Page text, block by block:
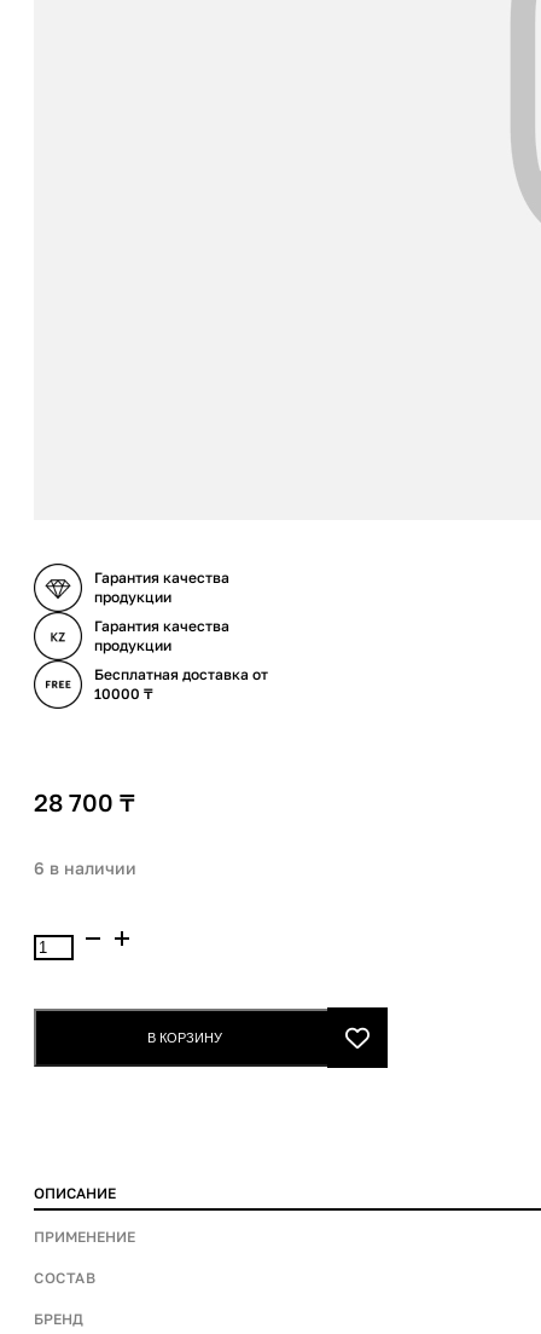
Гарантия качества
продукции
Гарантия качества
продукции
Бесплатная доставка от
10000 ₸
28 700 ₸
6 в наличии
Количество
товара
Bluebell
body&hand
250ml
В КОРЗИНУ
ОПИСАНИЕ
ПРИМЕНЕНИЕ
СОСТАВ
БРЕНД